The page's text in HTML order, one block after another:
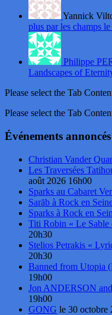
Yannick
plus par les champs
Philippe
Landscapes of
Please select the Tab
Please select the Tab
Événements annoncés
Christian Vander
Les Traversées
août 2026 16h00
Sparks au Cabaret
Sarāb à Rock en
Sparks à Rock en
Titi Robin « Le Sable
20h30
Stelios Petrakis «
20h30
Banned from Utopia
19h00
Jon ANDERSON
19h00
GONG le 30 octobre